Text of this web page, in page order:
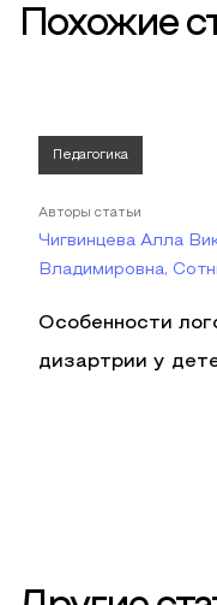
Похожие
Педагогика
Авторы статьи
Чигвинцева Алла
Владимировна,
Особенности
дизартрии у